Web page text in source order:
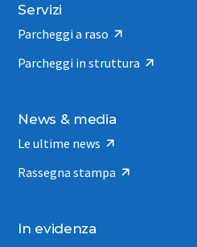
Servizi
Parcheggi a raso
Parcheggi in struttura
News & media
Le ultime news
Rassegna stampa
In evidenza